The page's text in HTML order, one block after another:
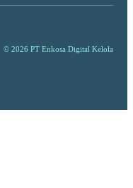
© 2026 PT Enkosa Digital Kelola